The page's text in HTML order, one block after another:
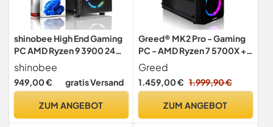
shinobee High End Gaming
PC AMD Ryzen 9 3900 24
Threads 4.30GHz -
GeForce RTX 5060 8 GB -
32 GB DDR4-1 TB SSD -
Gamer PC Computer
shinobee
949,00 € gratis Versand
ZUM ANGEBOT
Greed® MK2 Pro - Gaming
PC - AMD Ryzen 7 5700X +
AMD Radeon RX 9070 16GB
Greed
1.459,00 € 1.999,90 €
ZUM ANGEBOT